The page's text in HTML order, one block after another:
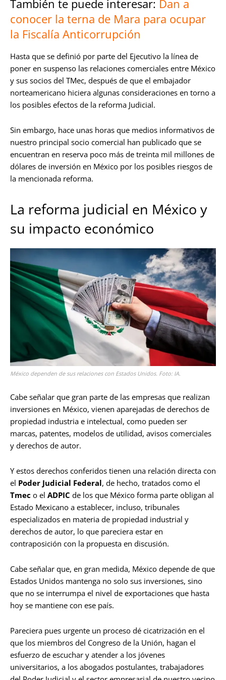
También te puede interesar: Dan a
conocer la terna de Mara para ocupar
la Fiscalía Anticorrupción
Hasta que se definió por parte del Ejecutivo la línea de
poner en suspenso las relaciones comerciales entre México
y sus socios del TMec, después de que el embajador
norteamericano hiciera algunas consideraciones en torno a
los posibles efectos de la reforma Judicial.
Sin embargo, hace unas horas que medios informativos de
nuestro principal socio comercial han publicado que se
encuentran en reserva poco más de treinta mil millones de
dólares de inversión en México por los posibles riesgos de
la mencionada reforma.
La reforma judicial en México y
su impacto económico
México dependen de sus relaciones con Estados Unidos. Foto: IA.
Cabe señalar que gran parte de las empresas que realizan
inversiones en México, vienen aparejadas de derechos de
propiedad industria e intelectual, como pueden ser
marcas, patentes, modelos de utilidad, avisos comerciales
y derechos de autor.
Y estos derechos conferidos tienen una relación directa con
el Poder Judicial Federal, de hecho, tratados como el
Tmec o el ADPIC de los que México forma parte obligan al
Estado Mexicano a establecer, incluso, tribunales
especializados en materia de propiedad industrial y
derechos de autor, lo que pareciera estar en
contraposición con la propuesta en discusión.
Cabe señalar que, en gran medida, México depende de que
Estados Unidos mantenga no solo sus inversiones, sino
que no se interrumpa el nivel de exportaciones que hasta
hoy se mantiene con ese país.
Pareciera pues urgente un proceso dé cicatrización en el
que los miembros del Congreso de la Unión, hagan el
esfuerzo de escuchar y atender a los jóvenes
universitarios, a los abogados postulantes, trabajadores